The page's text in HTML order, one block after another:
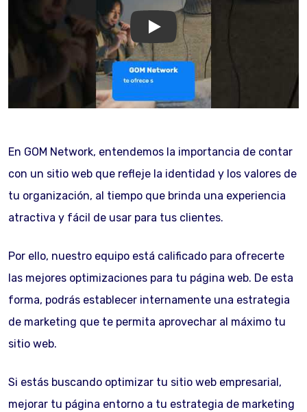
GOM Network
En GOM Network, entendemos la importancia de contar
con un sitio web que refleje la identidad y los valores de
tu organización, al tiempo que brinda una experiencia
atractiva y fácil de usar para tus clientes.
Por ello, nuestro equipo está calificado para ofrecerte
las mejores optimizaciones para tu página web. De esta
forma, podrás establecer internamente una estrategia
de marketing que te permita aprovechar al máximo tu
sitio web.
Si estás buscando optimizar tu sitio web empresarial,
mejorar tu página entorno a tu estrategia de marketing